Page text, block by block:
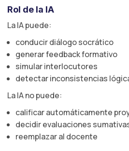
Rol de la IA
La IA puede:
conducir diálogo socrático
generar feedback formativo
simular interlocutores
detectar inconsistencias
La IA no puede:
calificar automáticamente
decidir evaluaciones
reemplazar al docente